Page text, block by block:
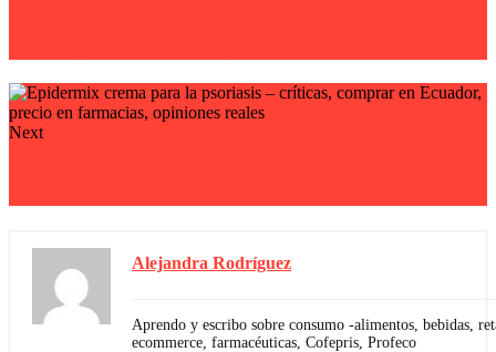
Next
Alejandra Rodríguez
Aprendo y escribo sobre consumo -alimentos, bebidas,
ecommerce, farmacéuticas, Cofepris, Profeco